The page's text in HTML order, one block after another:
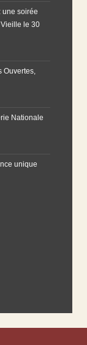
une soirée
le 30
Ouvertes,
Nationale
unique